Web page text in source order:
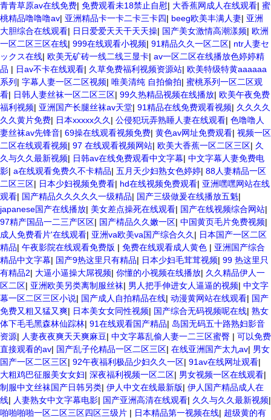
青青草原av在线免费| 免费观看未18禁止自慰| 大香蕉网成人在线观看| 蜜
桃精品噜噜噜av| 亚洲精品卡一卡二卡三卡四| beeg欧美丰满人妻| 亚洲
大胆综合在线观看| 日日爱爱天天干天天操| 国产美女激情高潮漾频| 欧洲
一区二区三区在线| 999在线观看小视频| 91精品久久一区二区| ntr人妻セ
ックス在线| 欧美无矿砖一线二线三显卡| av一区二区在线播放色婷婷精
品 | 日av不卡在线观看| 久草免费福利视频资源站| 欧美特级特黄aaaaaa
系列 | 字幕人妻一区二区视频| 唯美清纯 自拍偷拍| 蜜桃系列一区二区观
看| 日韩人妻丝袜一区二区三区| 99久热精品视频在线播放| 欧美午夜免费
福利视频| 亚洲国产长腿丝袜av天堂| 91精品在线免费观看视频| 久久久久
久久黄片免费| 日本xxxxx久久 | 公侵犯玩弄熟睡人妻在线观看| 色噜噜人
妻丝袜av先锋音| 69操在线观看视频免费| 黄色av网址免费观看| 视频一区
二区在线观看视频| 97 在线观看视频网站| 欧美大香蕉一区二区三区| 久
久与久久最新视频| 日韩av在线免费观看中文字幕| 中文字幕人妻免费电
影| a在线观看免费久不卡精品| 五月天少妇熟女色婷婷| 88人妻精品一区
二区三区| 日本少妇视频免费看| hd在线视频免费观看| 亚洲嘿嘿网站在线
观看| 国产精品久久久久久一级精品| 国产三级做爰在线播放五魁|
japanese国产在线播放| 美女差点操死在线观看| 国产在线视频综合网站|
97精产国品一二三产区区| 国产棈品久久嫩一区| 中国黄页毛片免费视频|
成人免费看片'在线观看| 亚洲va欧美va国产综合久久 | 日本国产一区二区
精品| 午夜影院在线观看免费版 | 免费在线观看成人黄色 | 亚洲国产综合
精品中文字幕| 国产9热这里只有精品| 日本少妇毛茸茸视频| 99 热这里只
有精品2| 大逼小逼操大屌视频| 你懂的小视频在线播放| 久久精品伊人一
区二区| 亚洲欧美另类离制服丝袜| 男人把手伸进女人逼逼的视频| 中文字
幕一区二区三区小说| 国产成人自拍精品在线| 动漫黄网站在线观看| 国产
免费又粗又猛又爽| 日本美女女同性视频| 国产综合无码视频呢在线| 熟女
体下毛毛黑森林仙踪林| 91在线观看国产精品| 岛国无码五十路熟妇影音
资源| 人妻夜夜爽天天爽麻豆| 中文字幕乱偷人妻一二三区蜜臀 | 可以免费
直接观看的av| 国产乱子伦精品一区二区三区| 在线亚洲国产太九av| 男女
国产一区二区三区| 92午夜福利极品少妇久久一区| 91av在线网址观看|
大粗鸡巴征服美女女妇| 深夜福利视频一区二区| 男女视频一区在线观看|
制服中文丝袜国产日韩另类| 伊人中文在线最新版| 伊人国产精品成人在
线| 人妻熟女中文字幕电影| 国产亚洲高清在线观看| 久久与久久最新视频|
啪啪啪啪一区二区三区四区三级片 | 日本精品第一视频在线| 超级黄的有